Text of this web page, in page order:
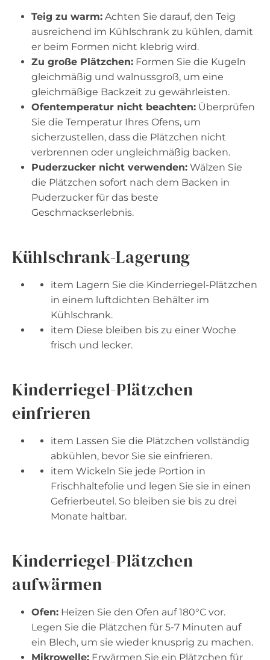
Teig zu warm: Achten Sie darauf, den Teig
ausreichend im Kühlschrank zu kühlen, damit
er beim Formen nicht klebrig wird.
Zu große Plätzchen: Formen Sie die Kugeln
gleichmäßig und walnussgroß, um eine
gleichmäßige Backzeit zu gewährleisten.
Ofentemperatur nicht beachten: Überprüfen
Sie die Temperatur Ihres Ofens, um
sicherzustellen, dass die Plätzchen nicht
verbrennen oder ungleichmäßig backen.
Puderzucker nicht verwenden: Wälzen Sie
die Plätzchen sofort nach dem Backen in
Puderzucker für das beste
Geschmackserlebnis.
Kühlschrank-Lagerung
item Lagern Sie die Kinderriegel-Plätzchen
in einem luftdichten Behälter im
Kühlschrank.
item Diese bleiben bis zu einer Woche
frisch und lecker.
Kinderriegel-Plätzchen
einfrieren
item Lassen Sie die Plätzchen vollständig
abkühlen, bevor Sie sie einfrieren.
item Wickeln Sie jede Portion in
Frischhaltefolie und legen Sie sie in einen
Gefrierbeutel. So bleiben sie bis zu drei
Monate haltbar.
Kinderriegel-Plätzchen
aufwärmen
Ofen: Heizen Sie den Ofen auf 180°C vor.
Legen Sie die Plätzchen für 5-7 Minuten auf
ein Blech, um sie wieder knusprig zu machen.
Mikrowelle: Erwärmen Sie ein Plätzchen für